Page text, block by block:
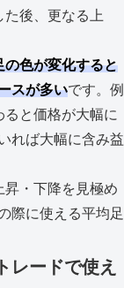
た後、更なる上
の色が変化すると
スが多いです。例
ると価格が大幅に
れば大幅に含み益
昇・下降を見極め
際に使える平均足
レードで使え